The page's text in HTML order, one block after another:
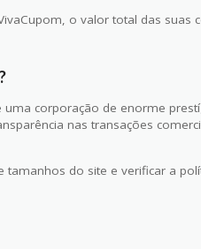
o valor total das suas
uma corporação de enorme
nas transações
tamanhos do site e verificar a